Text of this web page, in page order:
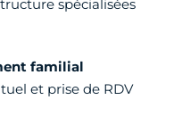
spécialisées
familial
et prise de RDV